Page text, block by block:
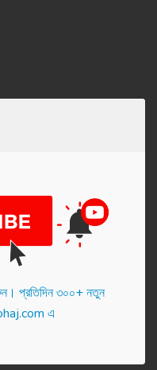
প্র‌তি‌দিন ৩০০+ নতুন
এ